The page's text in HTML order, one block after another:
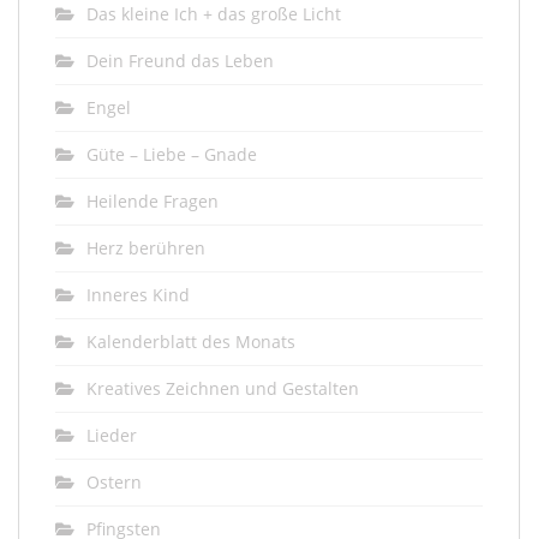
Das kleine Ich + das große Licht
Dein Freund das Leben
Engel
Güte – Liebe – Gnade
Heilende Fragen
Herz berühren
Inneres Kind
Kalenderblatt des Monats
Kreatives Zeichnen und Gestalten
Lieder
Ostern
Pfingsten